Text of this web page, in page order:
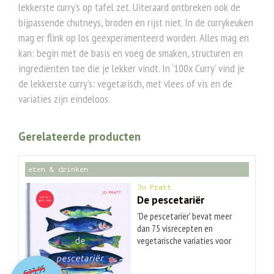
lekkerste curry’s op tafel zet. Uiteraard ontbreken ook de
bijpassende chutneys, broden en rijst niet. In de currykeuken
mag er flink op los geëxperimenteerd worden. Alles mag en
kan: begin met de basis en voeg de smaken, structuren en
ingrediënten toe die je lekker vindt. In ‘100x Curry’ vind je
de lekkerste curry’s: vegetarisch, met vlees of vis en de
variaties zijn eindeloos.
Gerelateerde producten
eten & drinken
Jo Pratt
De pescetariër
'De pescetariër' bevat meer
dan 75 visrecepten en
vegetarische variaties voor
23,95O
orspr
onkelijke
Huidige